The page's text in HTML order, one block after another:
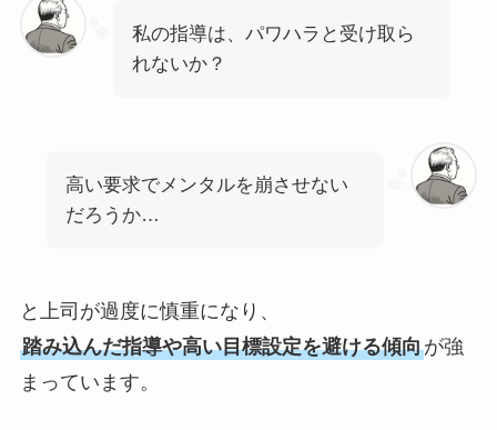
私の指導は、パワハラと受け取ら
れないか？
高い要求でメンタルを崩させない
だろうか…
と上司が過度に慎重になり、
踏み込んだ指導や高い目標設定を避ける傾向が強
まっています。